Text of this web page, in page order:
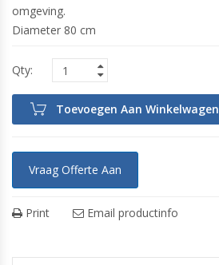
omgeving.
Diameter 80 cm
Toevoegen Aan Winkelwagen
Vraag Offerte Aan
Print Email productinfo